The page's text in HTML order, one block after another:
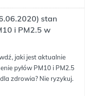
stan
i PM2.5 w
jaki jest aktualnie
pyłów PM10 i PM2.5
zdrowia? Nie ryzykuj.